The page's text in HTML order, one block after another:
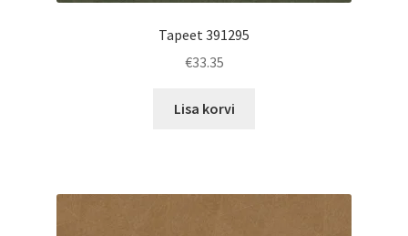
Tapeet 391295
€33.35
Lisa korvi